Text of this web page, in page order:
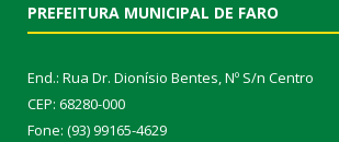
PREFEITURA MUNICIPAL DE FARO
End.: Rua Dr. Dionísio Bentes, Nº S/n Centro
CEP: 68280-000
Fone: (93) 99165-4629